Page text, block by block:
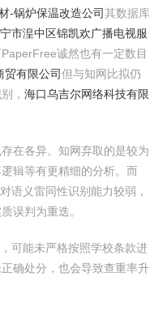
-锅炉保温改造公司其数据库
市湟中区锦凯欢广播电视服
诚然也有一定数目
贸有限公司但与知网比拟仍
， 海口乌吉尔网络科技有限
在各异。知网弃取的是较为
辑等有更精细的分析。而
语义雷同性识别能力较弱，
误判为重迭。
可能未严格按照学校条款进
确处分，也会导致查重率升